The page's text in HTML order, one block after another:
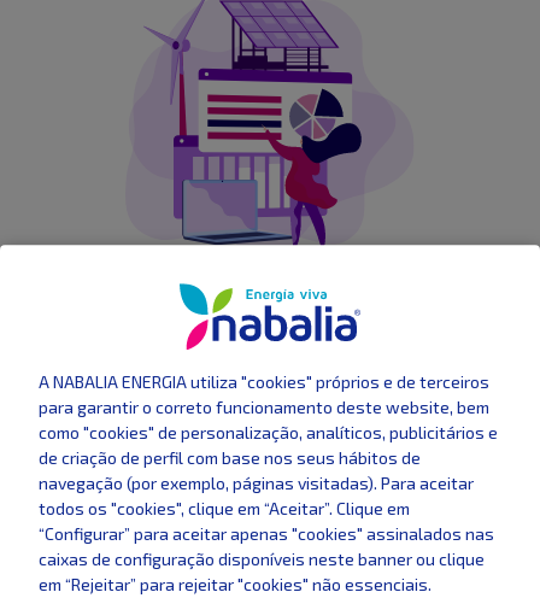
Escolha o tarifário EASY. Uma alternativa consciente
para clientes que querem minimizar o impacto
ambiental.
A NABALIA ENERGIA utiliza "cookies" próprios e de terceiros
para garantir o correto funcionamento deste website, bem
como "cookies" de personalização, analíticos, publicitários e
de criação de perfil com base nos seus hábitos de
navegação (por exemplo, páginas visitadas). Para aceitar
todos os "cookies", clique em “Aceitar”. Clique em
“Configurar” para aceitar apenas "cookies" assinalados nas
caixas de configuração disponíveis neste banner ou clique
em “Rejeitar” para rejeitar "cookies" não essenciais.